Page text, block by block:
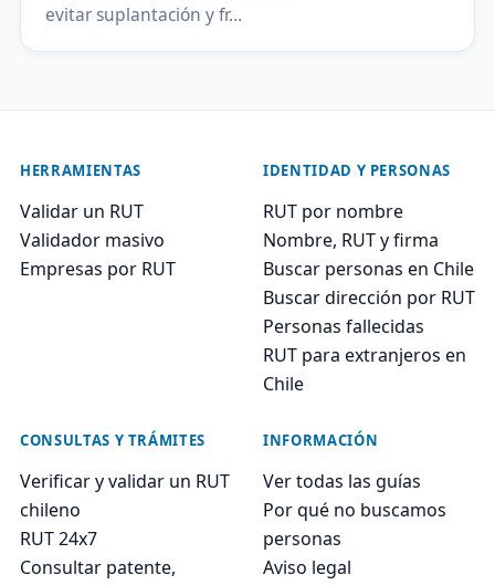
evitar suplantación y fr…
HERRAMIENTAS
Validar un RUT
Validador masivo
Empresas por RUT
IDENTIDAD Y PERSONAS
RUT por nombre
Nombre, RUT y firma
Buscar personas en Chile
Buscar dirección por RUT
Personas fallecidas
RUT para extranjeros en
Chile
CONSULTAS Y TRÁMITES
Verificar y validar un RUT
chileno
RUT 24x7
Consultar patente,
INFORMACIÓN
Ver todas las guías
Por qué no buscamos
personas
Aviso legal